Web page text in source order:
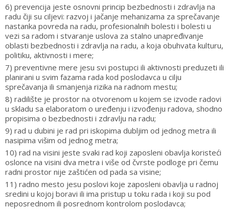
6) prevencija jeste osnovni princip bezbednosti i zdravlja na
radu čiji su ciljevi: razvoj i jačanje mehanizama za sprečavanje
nastanka povreda na radu, profesionalnih bolesti i bolesti u
vezi sa radom i stvaranje uslova za stalno unapređivanje
oblasti bezbednosti i zdravlja na radu, a koja obuhvata kulturu,
politiku, aktivnosti i mere;
7) preventivne mere jesu svi postupci ili aktivnosti preduzeti ili
planirani u svim fazama rada kod poslodavca u cilju
sprečavanja ili smanjenja rizika na radnom mestu;
8) radilište je prostor na otvorenom u kojem se izvode radovi
u skladu sa elaboratom o uređenju i izvođenju radova, shodno
propisima o bezbednosti i zdravlju na radu;
9) rad u dubini je rad pri iskopima dubljim od jednog metra ili
nasipima višim od jednog metra;
10) rad na visini jeste svaki rad koji zaposleni obavlja koristeći
oslonce na visini dva metra i više od čvrste podloge pri čemu
radni prostor nije zaštićen od pada sa visine;
11) radno mesto jesu poslovi koje zaposleni obavlja u radnoj
sredini u kojoj boravi ili ima pristup u toku rada i koji su pod
neposrednom ili posrednom kontrolom poslodavca;